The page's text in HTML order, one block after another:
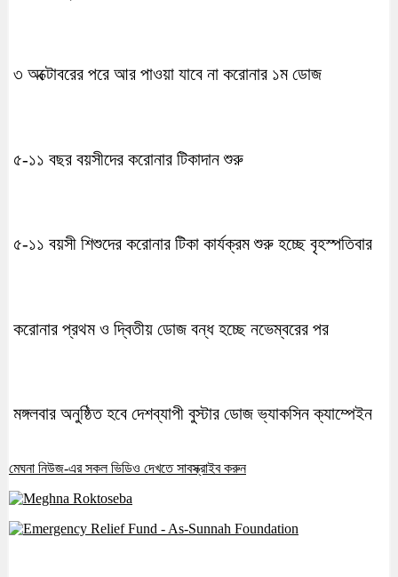
৩ অক্টোবরের পরে আর পাওয়া যাবে না করোনার ১ম ডোজ
৫-১১ বছর বয়সীদের করোনার টিকাদান শুরু
৫-১১ বয়সী শিশুদের করোনার টিকা কার্যক্রম শুরু হচ্ছে বৃহস্পতিবার
করোনার প্রথম ও দ্বিতীয় ডোজ বন্ধ হচ্ছে নভেম্বরের পর
মঙ্গলবার অনুষ্ঠিত হবে দেশব্যাপী বুস্টার ডোজ ভ্যাকসিন ক্যাম্পেইন
মেঘনা নিউজ-এর সকল ভিডিও দেখতে সাবস্ক্রাইব করুন